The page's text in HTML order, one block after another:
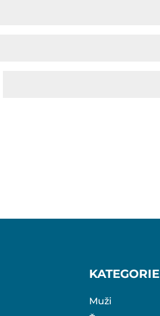
KATEGORIE
Muži